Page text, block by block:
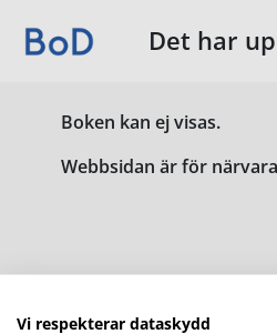
Det har
Boken kan ej visas.
Webbsidan är för
Vi respekterar dataskydd